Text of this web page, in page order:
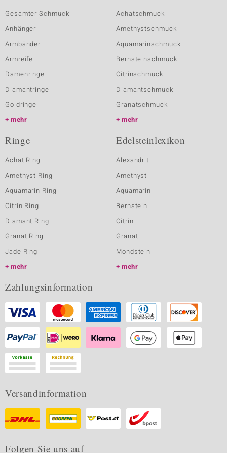
Gesamter Schmuck
Anhänger
Armbänder
Armreife
Damenringe
Diamantringe
Goldringe
mehr
Achatschmuck
Amethystschmuck
Aquamarinschmuck
Bernsteinschmuck
Citrinschmuck
Diamantschmuck
Granatschmuck
mehr
Ringe
Achat Ring
Amethyst Ring
Aquamarin Ring
Citrin Ring
Diamant Ring
Granat Ring
Jade Ring
mehr
Edelsteinlexikon
Alexandrit
Amethyst
Aquamarin
Bernstein
Citrin
Granat
Mondstein
mehr
Zahlungsinformation
Versandinformation
Folgen Sie uns auf